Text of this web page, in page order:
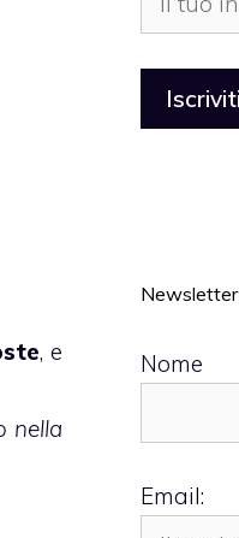
, e
nella
Newsletter
Nome
Email: